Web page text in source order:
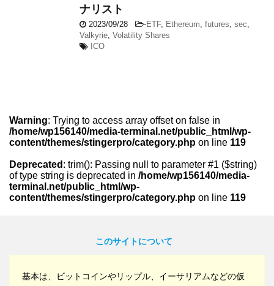
ナリスト
2023/09/28 -ETF, Ethereum futures sec
Valkyrie Volatility Shares
ICO
Warning: Trying to access array offset on false in
/home/wp156140/media-terminal.net/public_html/wp-
content/themes/stingerpro/category.php on line 119
Deprecated : trim(): Passing null to parameter #1 ($string)
of type string is deprecated in /home/wp156140/media-
terminal.net/public_html/wp-
content/themes/stingerpro/category.php on line 119
このサイトについて
基本は、ビットコインやリップル、イーサリアムなどの仮